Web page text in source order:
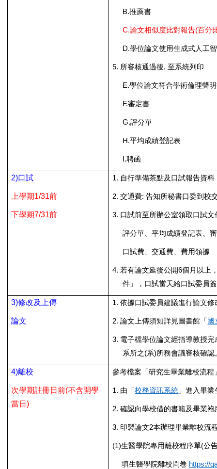
B.推薦書
C.論文相似度比對報告(百分
D.學位論文使用生成式人工
5. 所審核通過後, 至系統列印
E.學位論文符合學術倫理聲
F.審定書
G.評分單
H.平均成績登記表
I.聘函
2)口試
上學期1/31前
下學期7/31前
1. 自行準備茶點及口試報告資料
2.交通費:告知所秘書口委到校
3. 口試前至所辦公室領取口試文
評分單、平均成績登記表、
口試費、交通費、費用領據
4. 若有論文延後公開6個月以上
件」
，口試當天給口試委員
3)修改及上傳
論文
1.依據口試委員建議進行論文修
2.論文上傳須知詳見圖書館「國
3. 電子檔學位論文經指導教授
系所之(系)所務會議審核確認
4)離校
次學期註冊日前(不含開學
當日)
參考檔案「研究生畢業離校流
1. 由「校務資訊系統 」進入畢
2.確認向學校借的書籍及畢業袍
3. 印製論文2本辦理畢業離校流
(1)生醫學院專用離校程序單(公
填生醫學院離校問卷 https://